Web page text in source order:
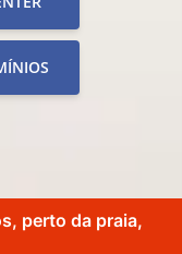
perto da praia,